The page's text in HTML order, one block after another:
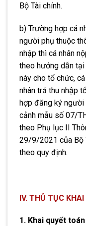
Bộ Tài chính.
b) Trường hợp cá
người phụ thuộc
nhập thì cá nhân
theo hướng dẫn
này cho tổ chức,
nhân trả thu nhập
hợp đăng ký
cảnh mẫu số 07/
theo Phụ lục II
29/9/2021 của Bộ
theo quy định.
IV. THỦ TỤC
1. Khai quyết